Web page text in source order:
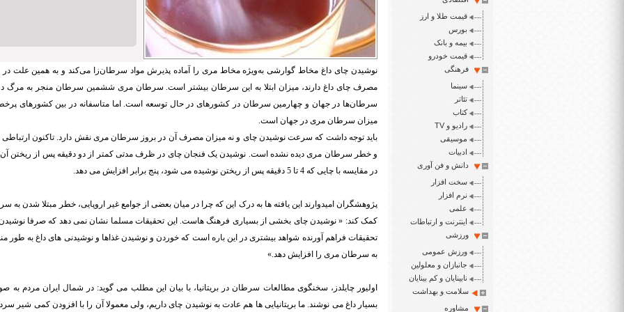
قیمت طلا و ارز
بورس
بیمه و بانک
قیمت خودرو
فرهنگی
سینما
تئاتر
کتاب
رادیو و TV
موسیقی
ادبیات
دانش و فن آوری
سخت افزار
نرم افزار
علمی
اینترنت و ارتباطات
ورزشی
ورزش عمومی
جانبازان و معلولین
نابینایان و کم بینایان
سلامت و بهداشت
مشاوره
نوشیدن چای داغ مخاط گوارشی به‌ویژه مخاط مری را آماده پذیرش مواد سرطان‌‌زا می‌کند و به همین علت
مصرف چای داغ دارند، میزان ابتلا به این سرطان بیشتر است. سرطان مری ششمین سرطان منجر به مرگ در
سرطان‌ها در جهان و چهارمین سرطان در کشورهای در حال توسعه است. اما متاسفانه در بین کشورهای پرخطر،
میزان سرطان مری در جهان است.
باید توجه داشت که سرعت نوشیدن چای و نه میزان مصرف آن در بروز سرطان مری نقش دارد. تاکنون
و خطر سرطان مری دیده نشده است. نوشیدن یک فنجان چای در ظرف مدتی کمتر از دو دقیقه پس از ریختن
در مقایسه با چایی که 4 تا 5 دقیقه پس از ریختن نوشیده می شود، پنج برابر افزایش می دهد.
پژوهشگران امیدوارند این یافته ها به درک این که چرا در میان بعضی از جوامع غیر اروپایی، خطر مبتلا شدن
کمک کند: « نوشیدن چای بخشی از بسیاری فرهنگ هاست. این تحقیقات مسلما نشان نمی دهد که صرفا نوشیدن
تحقیقات فراهم آورنده شواهد بیشتری در این باره است که خوردن و نوشیدن غذاها و نوشیدنی های داغ به طور
به سرطان مری را افزایش دهد.»
اولیور چایلدز، سخنگوی مطالعات سرطان در بریتانیا، با بیان این مطلب می گوید: در شمال ایران مردم به
بسیار داغ می نوشند. ما بریتانیایی ها هم عادت به نوشیدن چای داریم، ولی معمولا آن را با افزودن کمی شیر